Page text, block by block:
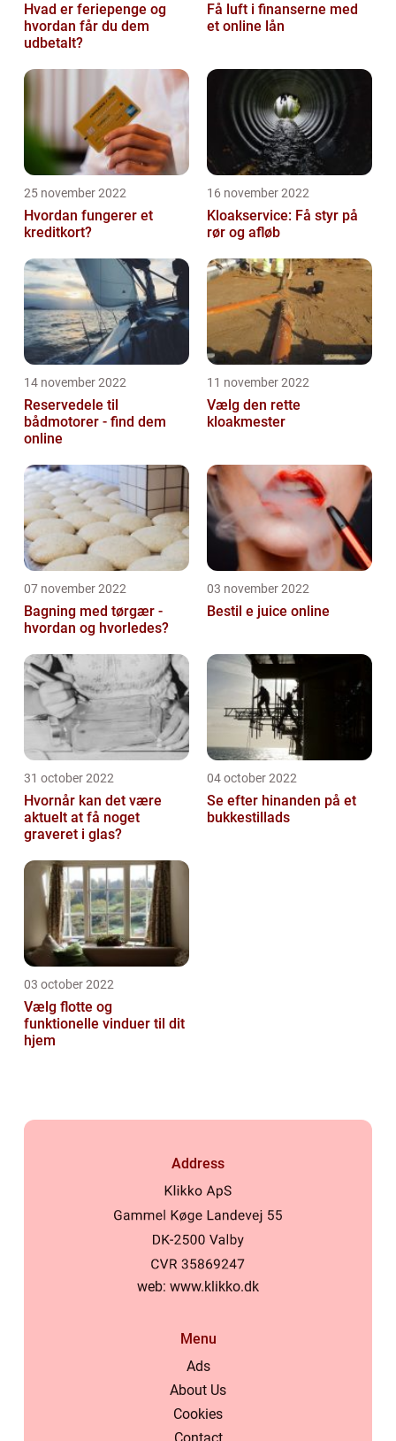
Hvad er feriepenge og
hvordan får du dem
udbetalt?
Få luft i finanserne med
et online lån
25 november 2022
Hvordan fungerer et
kreditkort?
16 november 2022
Kloakservice: Få styr på
rør og afløb
14 november 2022
Reservedele til
bådmotorer - find dem
online
11 november 2022
Vælg den rette
kloakmester
07 november 2022
Bagning med tørgær -
hvordan og hvorledes?
03 november 2022
Bestil e juice online
31 october 2022
Hvornår kan det være
aktuelt at få noget
graveret i glas?
04 october 2022
Se efter hinanden på et
bukkestillads
03 october 2022
Vælg flotte og
funktionelle vinduer til dit
hjem
Address
web: www.klikko.dk
Menu
Ads
About Us
Cookies